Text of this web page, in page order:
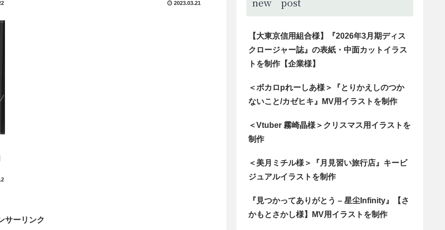
2023.03.21
サーリンク
【大東京信用組合様】『2026年3月期ディス
クロージャー誌』の表紙・中面カットイラス
トを制作【企業様】
＜ボカロpれーしあ様＞『とりかえしのつか
ないこと/カゼヒキ』MV用イラストを制作
＜Vtuber 霧崎晶様＞クリスマス用イラストを
制作
＜美月ミチル様＞『月見習い旅行店』キービ
ジュアルイラストを制作
『見つかってありがとう – 星尘Infinity』【さ
かもとさかし様】MV用イラストを制作